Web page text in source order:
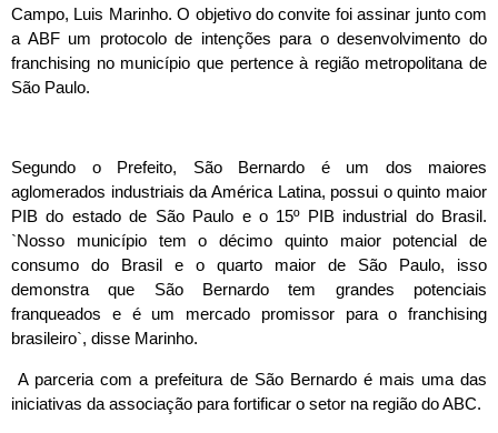
Campo, Luis Marinho. O objetivo do convite foi assinar junto com
a ABF um protocolo de intenções para o desenvolvimento do
franchising no município que pertence à região metropolitana de
São Paulo.
Segundo o Prefeito, São Bernardo é um dos maiores
aglomerados industriais da América Latina, possui o quinto maior
PIB do estado de São Paulo e o 15º PIB industrial do Brasil.
`Nosso município tem o décimo quinto maior potencial de
consumo do Brasil e o quarto maior de São Paulo, isso
demonstra que São Bernardo tem grandes potenciais
franqueados e é um mercado promissor para o franchising
brasileiro`, disse Marinho.
A parceria com a prefeitura de São Bernardo é mais uma das
iniciativas da associação para fortificar o setor na região do ABC.